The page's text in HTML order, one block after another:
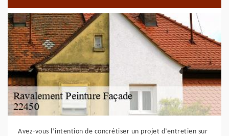
Avez-vous l’intention de concrétiser un projet d’entretien sur